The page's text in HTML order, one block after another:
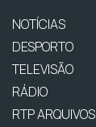
NOTÍCIAS
DESPORTO
TELEVISÃO
RÁDIO
RTP ARQUIVOS